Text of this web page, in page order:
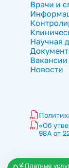
Врачи и
Научная
Вакансии
Новости
«Об
98А от
Платные